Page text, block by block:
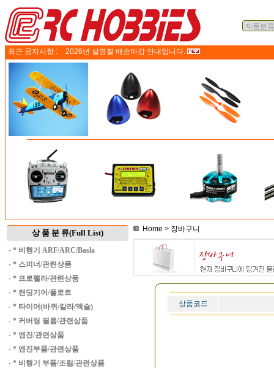
최근 공지사항 : 2026년 설명절 배송마감 안내입니다.
상 품 분 류(Full List)
· * 비행기 ARF/ARC/Basla
· * 스피너/관련상품
· * 프로펠라/관련상품
· * 랜딩기어/플로트
· * 타이어(바퀴/칼라/엑슬)
· * 커버링 필름/관련상품
· * 엔진/관련상품
· * 엔진부품/관련상품
· * 비행기 부품/조립/관련상품
Home > 장바구니
상품코드